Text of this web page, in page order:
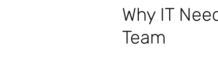
Why IT
Team